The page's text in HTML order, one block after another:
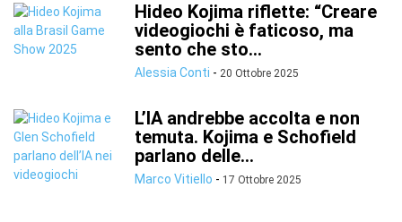
Hideo Kojima riflette: “Creare
videogiochi è faticoso, ma
sento che sto...
Alessia Conti - 20 Ottobre 2025
L’IA andrebbe accolta e non
temuta. Kojima e Schofield
parlano delle...
Marco Vitiello - 17 Ottobre 2025